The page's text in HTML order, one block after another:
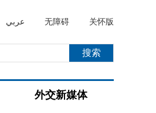
عربي 无障碍 关怀版
外交新媒体